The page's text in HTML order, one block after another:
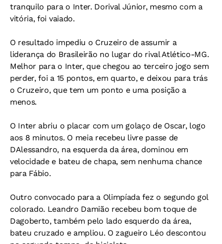
tranquilo para o Inter. Dorival Júnior, mesmo com a
vitória, foi vaiado.
O resultado impediu o Cruzeiro de assumir a
liderança do Brasileirão no lugar do rival Atlético-MG.
Melhor para o Inter, que chegou ao terceiro jogo sem
perder, foi a 15 pontos, em quarto, e deixou para trás
o Cruzeiro, que tem um ponto e uma posição a
menos.
O Inter abriu o placar com um golaço de Oscar, logo
aos 8 minutos. O meia recebeu livre passe de
DAlessandro, na esquerda da área, dominou em
velocidade e bateu de chapa, sem nenhuma chance
para Fábio.
Outro convocado para a Olimpíada fez o segundo gol
colorado. Leandro Damião recebeu bom toque de
Dagoberto, também pelo lado esquerdo da área,
bateu cruzado e ampliou. O zagueiro Léo descontou